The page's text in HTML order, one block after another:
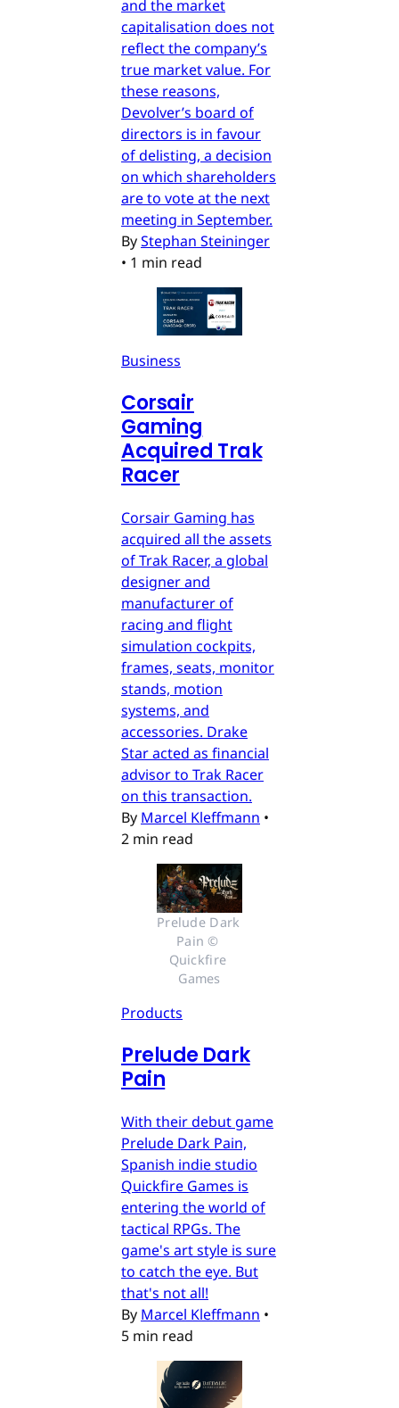
and the market
capitalisation does not
reflect the company’s
true market value. For
these reasons,
Devolver’s board of
directors is in favour
of delisting, a decision
on which shareholders
are to vote at the next
meeting in September.
ByStephan Steininger
• 1 min read
Business
Corsair
Gaming
Acquired Trak
Racer
Corsair Gaming has
acquired all the assets
of Trak Racer, a global
designer and
manufacturer of
racing and flight
simulation cockpits,
frames, seats, monitor
stands, motion
systems, and
accessories. Drake
Star acted as financial
advisor to Trak Racer
on this transaction.
By Marcel Kleffmann •
2 min read
Prelude Dark
Pain ©
Quickfire
Games
Products
Prelude Dark
Pain
With their debut game
Prelude Dark Pain,
Spanish indie studio
Quickfire Games is
entering the world of
tactical RPGs. The
game's art style is sure
to catch the eye. But
that's not all!
By Marcel Kleffmann •
5 min read